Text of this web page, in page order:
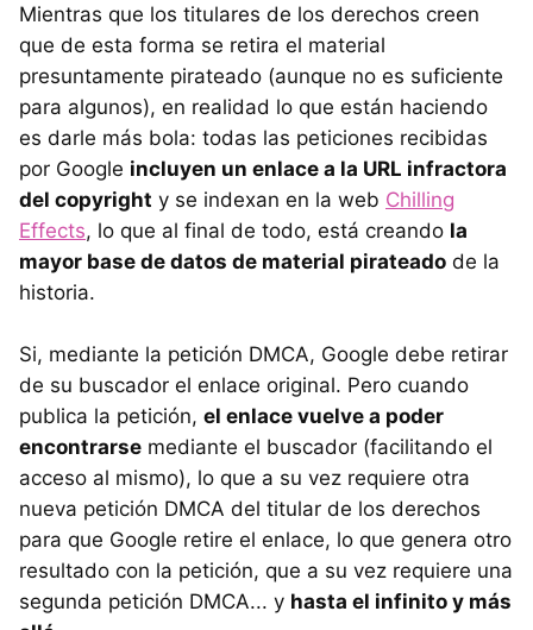
Mientras que los titulares de los derechos creen
que de esta forma se retira el material
presuntamente pirateado (aunque no es suficiente
para algunos), en realidad lo que están haciendo
es darle más bola: todas las peticiones recibidas
por Google incluyen un enlace a la URL infractora
del copyright y se indexan en la web Chilling
Effects, lo que al final de todo, está creando la
mayor base de datos de material pirateado de la
historia.
Si, mediante la petición DMCA, Google debe retirar
de su buscador el enlace original. Pero cuando
publica la petición, el enlace vuelve a poder
encontrarse mediante el buscador (facilitando el
acceso al mismo), lo que a su vez requiere otra
nueva petición DMCA del titular de los derechos
para que Google retire el enlace, lo que genera otro
resultado con la petición, que a su vez requiere una
segunda petición DMCA... y hasta el infinito y más